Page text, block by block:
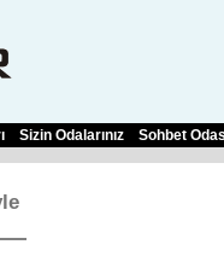
Sizin Odalarınız Sohbet